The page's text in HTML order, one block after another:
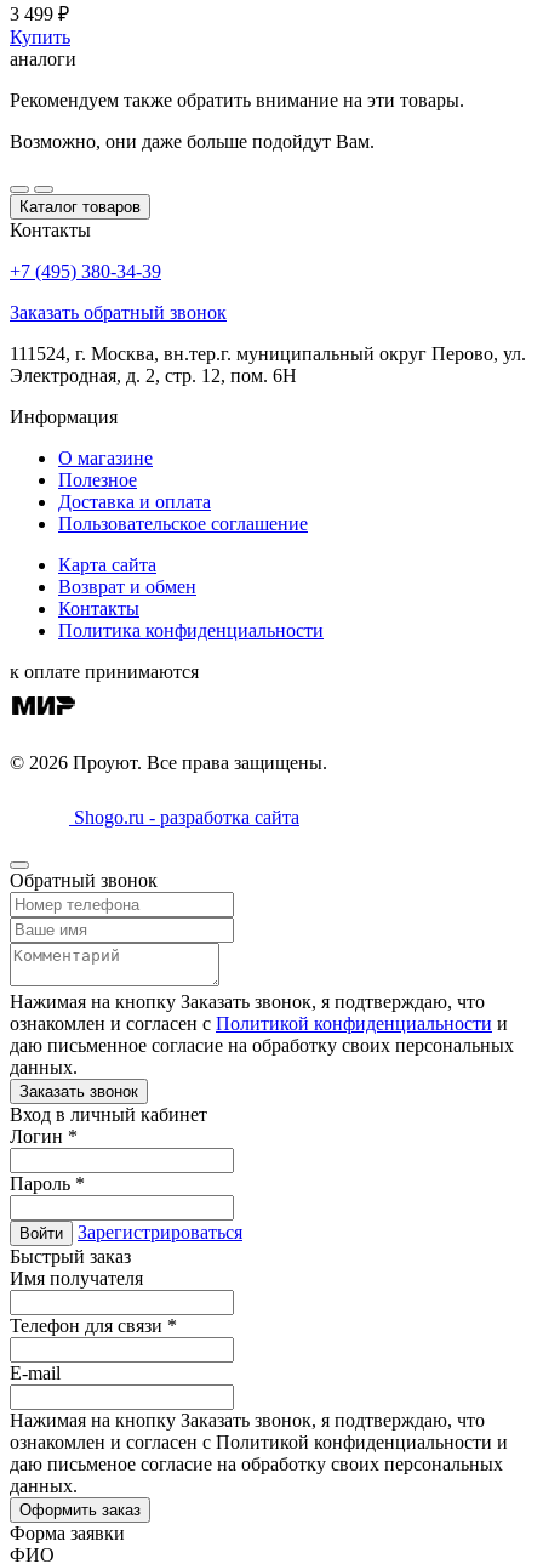
3 499 ₽
Купить
аналоги
Рекомендуем также обратить внимание на эти товары.
Возможно, они даже больше подойдут Вам.
Каталог товаров
Контакты
+7 (495) 380-34-39
Заказать обратный звонок
111524, г. Москва, вн.тер.г. муниципальный округ Перово, ул.
Электродная, д. 2, стр. 12, пом. 6Н
Информация
О магазине
Полезное
Доставка и оплата
Пользовательское соглашение
Карта сайта
Возврат и обмен
Контакты
Политика конфиденциальности
к оплате принимаются
© 2026 Проуют. Все права защищены.
Shogo.ru - разработка сайта
Обратный звонок
Нажимая на кнопку Заказать звонок, я подтверждаю, что
ознакомлен и согласен с Политикой конфиденциальности и
даю письменное согласие на обработку своих персональных
данных.
Вход в личный кабинет
Логин *
Пароль *
Войти
Зарегистрироваться
Быстрый заказ
Имя получателя
Телефон для связи *
E-mail
Нажимая на кнопку Заказать звонок, я подтверждаю, что
ознакомлен и согласен с Политикой конфиденциальности и
даю письменое согласие на обработку своих персональных
данных.
Форма заявки
ФИО